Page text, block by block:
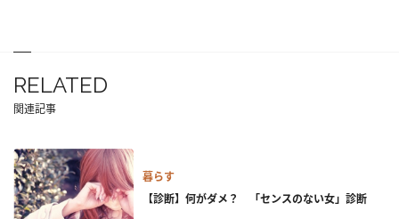
RELATED
関連記事
暮らす
【診断】何がダメ？ 「センスのない女」診断